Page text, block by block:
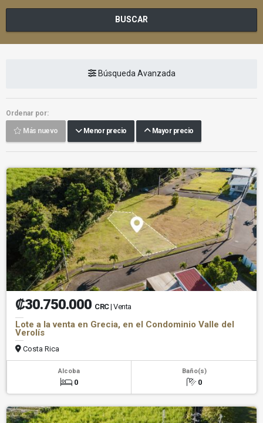
BUSCAR
Búsqueda Avanzada
Ordenar por:
Más nuevo Menor precio Mayor precio
₡30.750.000 CRC| Venta
Lote a la venta en Grecia, en el Condominio Valle del
Verolís
Costa Rica
Alcoba
0
Baño(s)
0